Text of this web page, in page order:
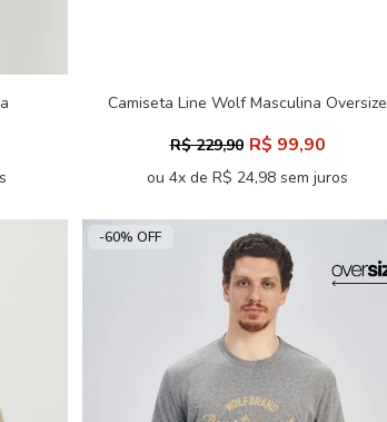
Camiseta Line Wolf Masculina Oversize
R$ 229,90 R$ 99,90
ou 4x de R$ 24,98 sem juros
-60% OFF